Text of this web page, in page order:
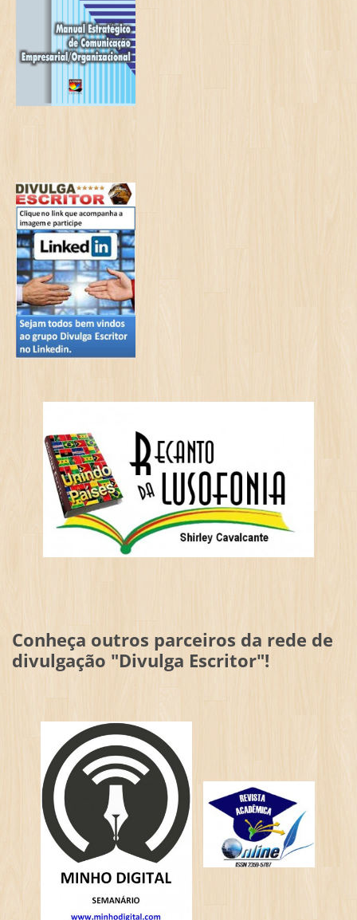
Conheça outros parceiros da rede de
divulgação "Divulga Escritor"!